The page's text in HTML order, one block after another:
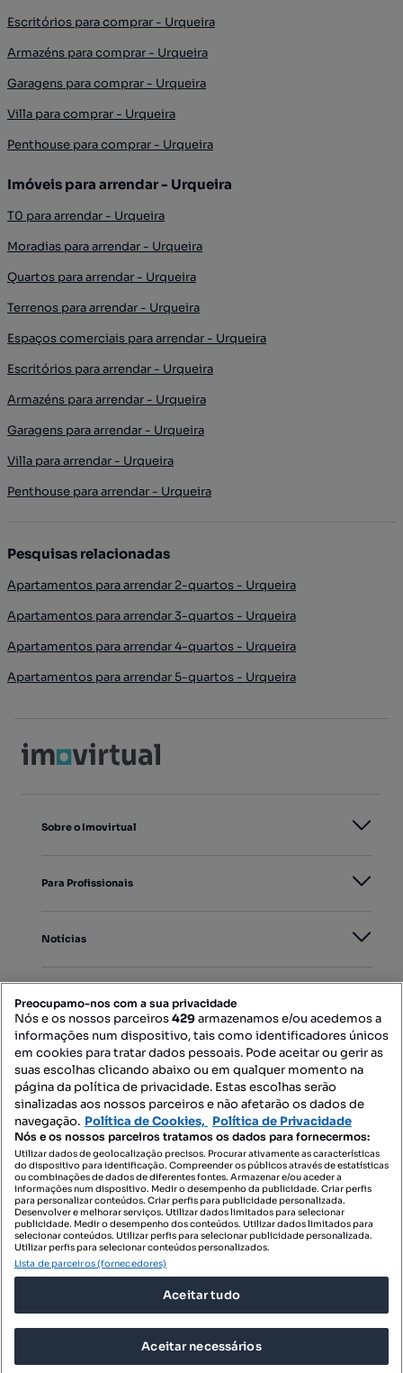
Escritórios para comprar - Urqueira
Armazéns para comprar - Urqueira
Garagens para comprar - Urqueira
Villa para comprar - Urqueira
Penthouse para comprar - Urqueira
Imóveis para arrendar - Urqueira
T0 para arrendar - Urqueira
Moradias para arrendar - Urqueira
Quartos para arrendar - Urqueira
Terrenos para arrendar - Urqueira
Espaços comerciais para arrendar - Urqueira
Escritórios para arrendar - Urqueira
Armazéns para arrendar - Urqueira
Garagens para arrendar - Urqueira
Villa para arrendar - Urqueira
Penthouse para arrendar - Urqueira
Pesquisas relacionadas
Apartamentos para arrendar 2-quartos - Urqueira
Apartamentos para arrendar 3-quartos - Urqueira
Apartamentos para arrendar 4-quartos - Urqueira
Apartamentos para arrendar 5-quartos - Urqueira
Sobre o Imovirtual
Para Profissionais
Notícias
Mapa do Site
Contacte-nos
SIGA-NOS:
DESCARREGAR NA:
© 2026 Imovirtual.com, OLX Portugal, S.A.
Preocupamo-nos com a sua privacidade
Nós e os nossos parceiros429armazenamos e/ou acedemos a
informações num dispositivo, tais como identificadores únicos
em cookies para tratar dados pessoais. Pode aceitar ou gerir as
suas escolhas clicando abaixo ou em qualquer momento na
página da política de privacidade. Estas escolhas serão
sinalizadas aos nossos parceiros e não afetarão os dados de
navegação. Política de Cookies, Política de Privacidade
Nós e os nossos parceiros tratamos os dados para fornecermos:
Utilizar dados de geolocalização precisos. Procurar ativamente as características
do dispositivo para identificação. Compreender os públicos através de estatísticas
ou combinações de dados de diferentes fontes. Armazenar e/ou aceder a
informações num dispositivo. Medir o desempenho da publicidade. Criar perfis
para personalizar conteúdos. Criar perfis para publicidade personalizada.
Desenvolver e melhorar serviços. Utilizar dados limitados para selecionar
publicidade. Medir o desempenho dos conteúdos. Utilizar dados limitados para
selecionar conteúdos. Utilizar perfis para selecionar publicidade personalizada.
Utilizar perfis para selecionar conteúdos personalizados.
Lista de parceiros (fornecedores)
Aceitar tudo
Aceitar necessários